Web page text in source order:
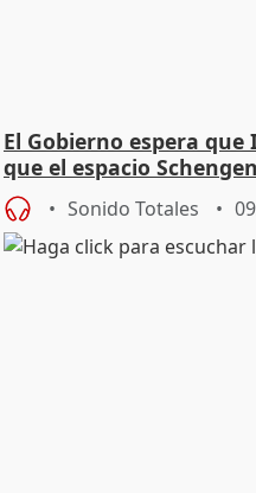
El Gobierno espera
que el espacio
Sonido Totales